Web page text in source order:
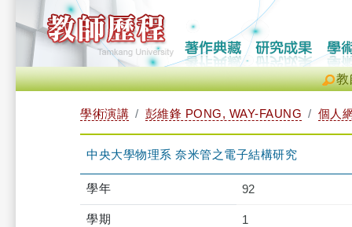
教
學術演講 彭維鋒 PONG, WAY-FAUNG 個人
中央大學物理系 奈米管之電子結構研究
學年 92
學期 1